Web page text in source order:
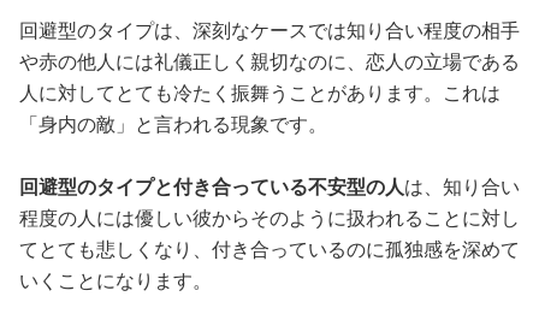
回避型のタイプは、深刻なケースでは知り合い程度の相手
や赤の他人には礼儀正しく親切なのに、恋人の立場である
人に対してとても冷たく振舞うことがあります。これは
「身内の敵」と言われる現象です。
回避型のタイプと付き合っている不安型の人は、知り合い
程度の人には優しい彼からそのように扱われることに対し
てとても悲しくなり、付き合っているのに孤独感を深めて
いくことになります。